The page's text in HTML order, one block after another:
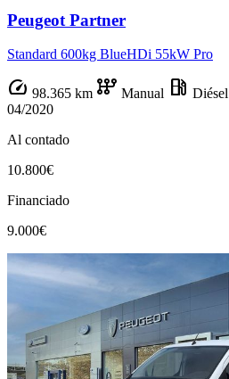
Peugeot Partner
Standard 600kg BlueHDi 55kW Pro
speed 98.365 km auto_transmission Manual local_gas_station Diésel
04/2020
Al contado
10.800€
Financiado
9.000€